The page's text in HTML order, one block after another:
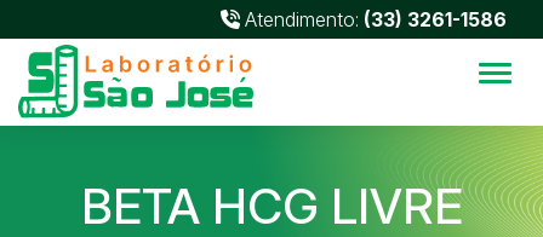
Atendimento: (33) 3261-1586
BETA HCG LIVRE